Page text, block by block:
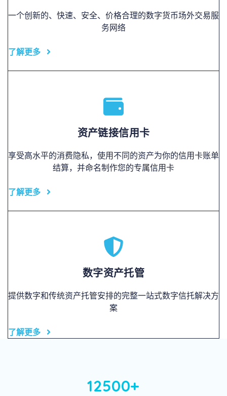
一个创新的、快速、安全、价格合理的数字货币场外交易服
务网络
了解更多
资产链接信用卡
享受高水平的消费隐私，使用不同的资产为你的信用卡账单
结算，并命名制作您的专属信用卡
了解更多
数字资产托管
提供数字和传统资产托管安排的完整一站式数字信托解决方
案
了解更多
12500+